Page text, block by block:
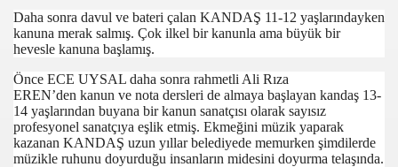
Daha sonra davul ve bateri çalan KANDAŞ 11-12 yaşlarındayken
kanuna merak salmış. Çok ilkel bir kanunla ama büyük bir
hevesle kanuna başlamış.
Önce ECE UYSAL daha sonra rahmetli Ali Rıza
EREN’den kanun ve nota dersleri de almaya başlayan kandaş 13-
14 yaşlarından buyana bir kanun sanatçısı olarak sayısız
profesyonel sanatçıya eşlik etmiş. Ekmeğini müzik yaparak
kazanan KANDAŞ uzun yıllar belediyede memurken şimdilerde
müzikle ruhunu doyurduğu insanların midesini doyurma telaşında.